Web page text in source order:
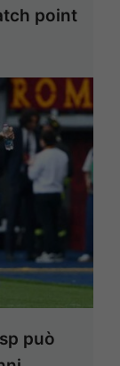
point
può